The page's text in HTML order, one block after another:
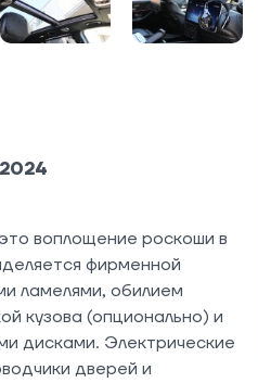
воплощение роскоши в
фирменной
ламелями, обилием
кузова (опционально) и
дисками. Электрические
дверей и